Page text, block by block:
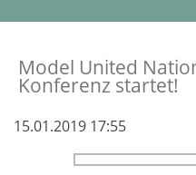
Model United
Kon­ferenz startet!
15.01.2019 17:55